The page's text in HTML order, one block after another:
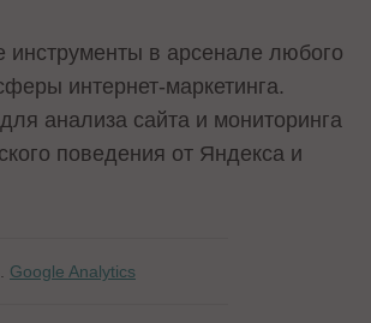
инструменты в арсенале любого
интернет-маркетинга.
анализа сайта и мониторинга
поведения от Яндекса и
Google Analytics